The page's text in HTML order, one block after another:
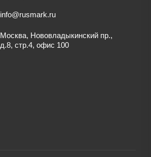
info@rusmark.ru
Москва, Нововладыкинский пр.,
д.8, стр.4, офис 100